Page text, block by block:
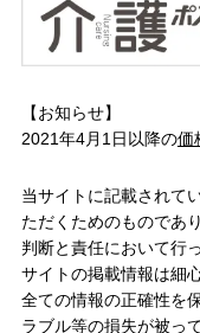
【お知らせ】
2021年4月1日以降の価
当サイトに記載されて
ただくためのものであ
判断と責任において行
サイトの掲載情報は細
全ての情報の正確性を
ラブル等の損失が被っ